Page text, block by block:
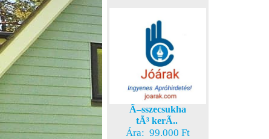
Ã–sszecsukha
tÃ³ kerÃ..
Ára: 99.000 Ft